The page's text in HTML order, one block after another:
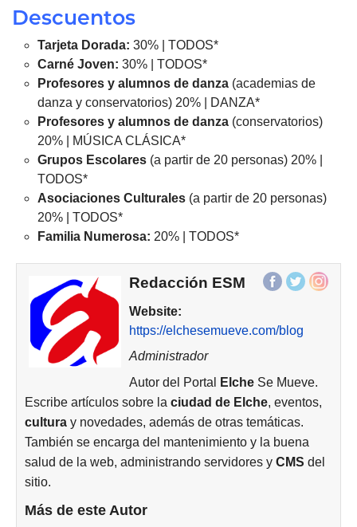
Descuentos
Tarjeta Dorada: 30% | TODOS*
Carné Joven: 30% | TODOS*
Profesores y alumnos de danza (academias de
danza y conservatorios) 20% | DANZA*
Profesores y alumnos de danza (conservatorios)
20% | MÚSICA CLÁSICA*
Grupos Escolares (a partir de 20 personas) 20% |
TODOS*
Asociaciones Culturales (a partir de 20 personas)
20% | TODOS*
Familia Numerosa: 20% | TODOS*
Redacción ESM
Website:
https://elchesemueve.com/blog
Administrador
Autor del Portal
ElcheSe Mueve.
Escribe artículos sobre la ciudad de Elche, eventos,
cultura y novedades, además de otras temáticas.
También se encarga del mantenimiento y la buena
salud de la web, administrando servidores y CMS del
sitio.
Más de este Autor